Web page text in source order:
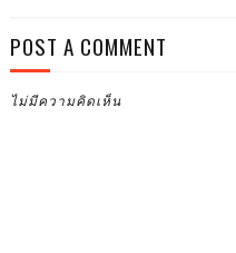
POST A COMMENT
ไม่มีความคิดเห็น